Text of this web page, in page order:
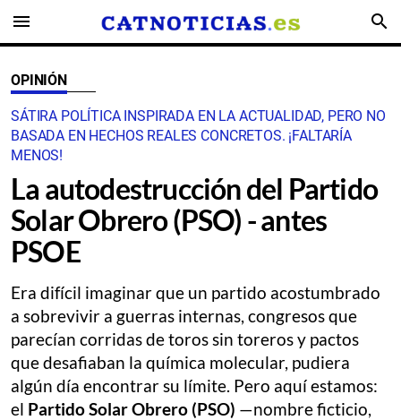
menu search
OPINIÓN
SÁTIRA POLÍTICA INSPIRADA EN LA ACTUALIDAD, PERO NO
BASADA EN HECHOS REALES CONCRETOS. ¡FALTARÍA
MENOS!
La autodestrucción del Partido
Solar Obrero (PSO) - antes
PSOE
Era difícil imaginar que un partido acostumbrado
a sobrevivir a guerras internas, congresos que
parecían corridas de toros sin toreros y pactos
que desafiaban la química molecular, pudiera
algún día encontrar su límite. Pero aquí estamos:
el Partido Solar Obrero (PSO) —nombre ficticio,